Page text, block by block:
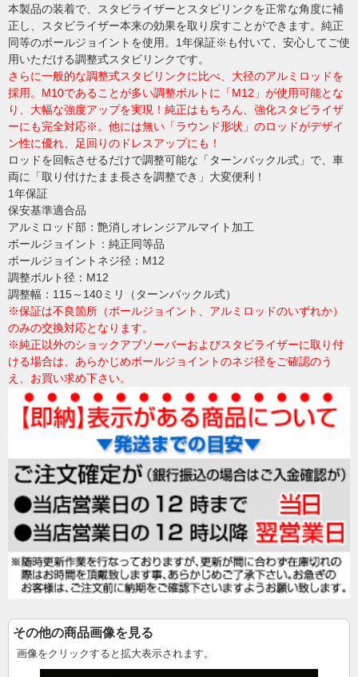
本製品の装着で、スタビライザーとスタビリンクを正常な角度に補
正し、スタビライザー本来の効果を取り戻すことができます。純正
同等のボールジョイントを使用。1年保証※も付いて、安心してご使
用いただける調整式スタビリンクです。
さらに一般的な調整式スタビリンクに比べ、大径のアルミロッドを
採用。M10であることが多い調整ボルトに「M12」が使用可能とな
り、大幅な強度アップを実現！純正はもちろん、強化スタビライザ
ーにも完全対応※。他には無い「ラウンド形状」のロッドがデザイ
ン性に優れ、足回りのドレスアップにも！
ロッドを回転させるだけで調整可能な「ターンバックル式」で、車
両に「取り付けたまま長さを調整でき」大変便利！
1年保証
保安基準適合品
アルミロッド部：艶消しオレンジアルマイト加工
ボールジョイント：純正同等品
ボールジョイントネジ径：M12
調整ボルト径：M12
調整幅：115～140ミリ（ターンバックル式）
※保証は不良箇所（ボールジョイント、アルミロッドのいずれか）
のみの交換対応となります。
※純正以外のショックアブソーバーおよびスタビライザーに取り付
ける場合は、あらかじめボールジョイントのネジ径をご確認のう
え、お買い求め下さい。
その他の商品画像を見る
画像をクリックすると拡大表示されます。